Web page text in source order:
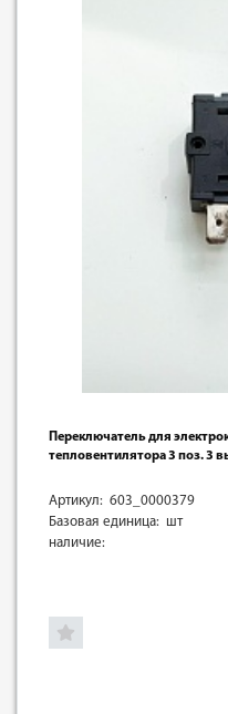
Переключатель для
тепловентилятора 3 поз. 3
Артикул: 603_0000379
Базовая единица: шт
наличие: